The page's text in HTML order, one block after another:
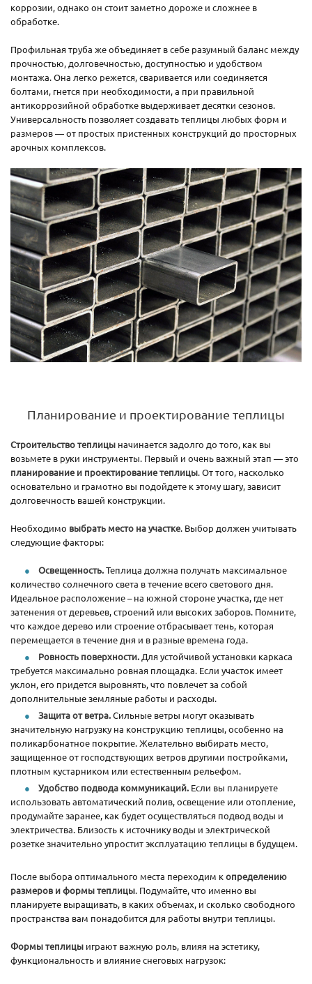
коррозии, однако он стоит заметно дороже и сложнее в
обработке.
Профильная труба же объединяет в себе разумный баланс между
прочностью, долговечностью, доступностью и удобством
монтажа. Она легко режется, сваривается или соединяется
болтами, гнется при необходимости, а при правильной
антикоррозийной обработке выдерживает десятки сезонов.
Универсальность позволяет создавать теплицы любых форм и
размеров — от простых пристенных конструкций до просторных
арочных комплексов.
Планирование и проектирование теплицы
Строительство теплицы начинается задолго до того, как вы
возьмете в руки инструменты. Первый и очень важный этап — это
планирование и проектирование теплицы. От того, насколько
основательно и грамотно вы подойдете к этому шагу, зависит
долговечность вашей конструкции.
Необходимо выбрать место на участке. Выбор должен учитывать
следующие факторы:
Освещенность.Теплица должна получать максимальное
количество солнечного света в течение всего светового дня.
Идеальное расположение – на южной стороне участка, где нет
затенения от деревьев, строений или высоких заборов. Помните,
что каждое дерево или строение отбрасывает тень, которая
перемещается в течение дня и в разные времена года.
Ровность поверхности. Для устойчивой установки каркаса
требуется максимально ровная площадка. Если участок имеет
уклон, его придется выровнять, что повлечет за собой
дополнительные земляные работы и расходы.
Защита от ветра.Сильные ветры могут оказывать
значительную нагрузку на конструкцию теплицы, особенно на
поликарбонатное покрытие. Желательно выбирать место,
защищенное от господствующих ветров другими постройками,
плотным кустарником или естественным рельефом.
Удобство подвода коммуникаций. Если вы планируете
использовать автоматический полив, освещение или отопление,
продумайте заранее, как будет осуществляться подвод воды и
электричества. Близость к источнику воды и электрической
розетке значительно упростит эксплуатацию теплицы в будущем.
После выбора оптимального места переходим копределению
размеров и формы теплицы. Подумайте, что именно вы
планируете выращивать, в каких объемах, и сколько свободного
пространства вам понадобится для работы внутри теплицы.
Формы теплицы играют важную роль, влияя на эстетику,
функциональность и влияние снеговых нагрузок: